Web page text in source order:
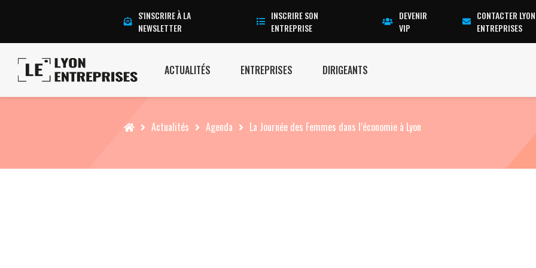
S'INSCRIRE À LA
NEWSLETTER
INSCRIRE SON
ENTREPRISE
DEVENIR
VIP
CONTACTER LYON
ENTREPRISES
ACTUALITÉS ENTREPRISES DIRIGEANTS
Accueil Actualités Agenda La Journée des Femmes dans l’économie à Lyon